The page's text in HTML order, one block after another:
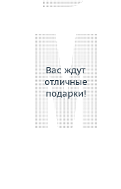
Вас ждут
отличные
подарки!